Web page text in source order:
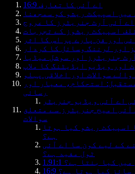
16:9 اے آئی کا تعارف
میں اسپیکٹ ریشو کو سمجھنا
اے آئی آرٹ جنریٹرز کا عروج
اسپیکٹ ریشوز کے تجربات
اور فن پارے پر اس کا اثر
اور لرننگ وسائل کا کردار
جنریٹرز اور سوشل میڈیا
اور ویڈیو ایڈیٹنگ کا ملاپ
سوالات اور اخلاقی پہلو
استحکام، معیار اور
رسائی
اے آئی ویڈیو جنریٹر
آئی امیج جنریٹرز سے متعلق
سوالات
اسپیکٹ ریشو کیا ہوتا
ہے؟
کے لیے کون سا اے آئی
ٹول مفید ہے؟
میں کیا بنتا ہے؟
کا سائز کیا ہوتا ہے؟